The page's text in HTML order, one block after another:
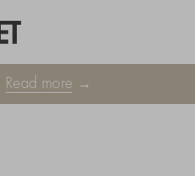
Read more →